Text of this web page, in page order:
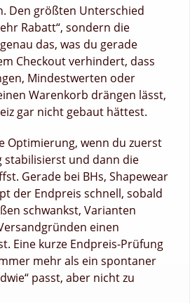
Den größten Unterschied
Rabatt“, sondern die
das, was du gerade
Checkout verhindert, dass
Mindestwerten oder
Warenkorb drängen lässt,
gar nicht gebaut hättest.
Optimierung, wenn du zuerst
stabilisierst und dann die
Gerade bei BHs, Shapewear
der Endpreis schnell, sobald
schwankst, Varianten
einen
Eine kurze Endpreis-Prüfung
mehr als ein spontaner
passt, aber nicht zu